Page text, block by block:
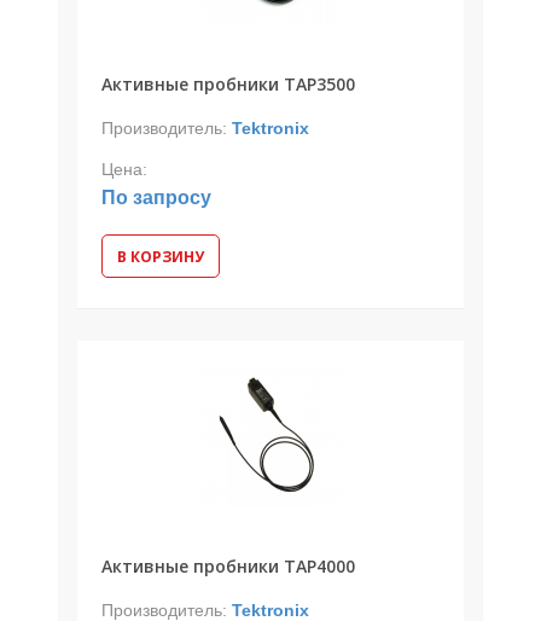
Активные пробники TAP3500
Производитель: Tektronix
Цена:
По запросу
В КОРЗИНУ
Активные пробники TAP4000
Производитель: Tektronix